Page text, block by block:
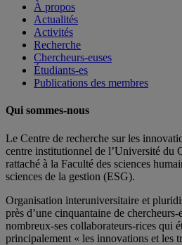
À propos
Actualités
Activités
Recherche
Chercheurs-euses
Étudiants-es
Publications des membres
Qui sommes-nous
Le Centre de recherche sur les
centre institutionnel de l’Université
rattaché à la Faculté des sciences
sciences de la gestion (ESG).
Organisation interuniversitaire et
près d’une cinquantaine de chercheurs-
nombreux-ses collaborateurs-rices qui
principalement « les innovations et les